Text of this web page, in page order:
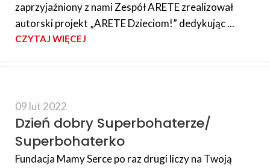
zaprzyjaźniony z nami Zespół ARETE zrealizował
autorski projekt „ARETE Dzieciom!” dedykując ...
CZYTAJ WIĘCEJ
09 lut 2022
Dzień dobry Superbohaterze/
Superbohaterko
Fundacja Mamy Serce po raz drugi liczy na Twoją